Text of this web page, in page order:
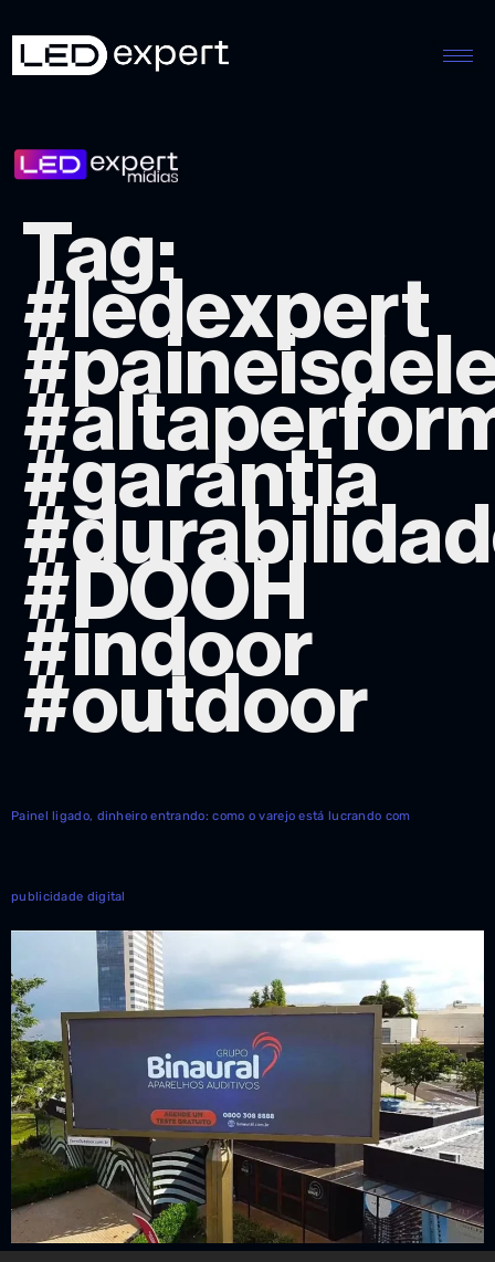
Tag:
#ledexpert
#garantia
#DOOH
#indoor
#outdoor
Painel ligado, dinheiro entrando: como o varejo está lucrando com
publicidade digital